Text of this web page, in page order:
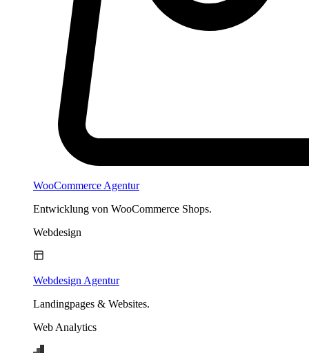
WooCommerce Agentur
Entwicklung von WooCommerce Shops.
Webdesign
Webdesign Agentur
Landingpages & Websites.
Web Analytics